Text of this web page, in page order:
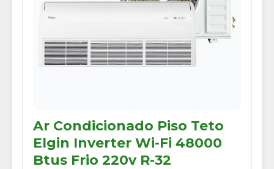
Ar Condicionado Piso Teto
Elgin Inverter Wi-Fi 48000
Btus Frio 220v R-32